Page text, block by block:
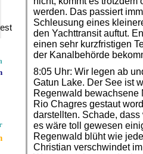
werden. Das passiert
Schleusung eines
den Yachttransit auftut.
einen sehr kurzfristigen
der Kanalbehörde
8:05 Uhr: Wir legen ab
Gatun Lake. Der See ist
Regenwald bewachsene
Rio Chagres gestaut
darstellten. Schade,
es wäre toll gewesen
Regenwald blüht wie
Christian verschwindet